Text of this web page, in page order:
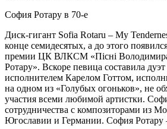
София Ротару в 70-е
Диск-гигант Sofia Rotaru – My
конце семидесятых, а до этого
премии ЦК ВЛКСМ «Пiснi
Ротару». Вскоре певица составила
исполнителем Карелом Готтом,
на одном из «Голубых огоньков», не
участия всеми любимой артистки.
сотрудничества с композиторами из
Югославии и Германии. София